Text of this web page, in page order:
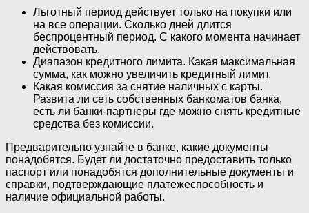
Льготный период действует только на покупки или
на все операции. Сколько дней длится
беспроцентный период. С какого момента начинает
действовать.
Диапазон кредитного лимита. Какая максимальная
сумма, как можно увеличить кредитный лимит.
Какая комиссия за снятие наличных с карты.
Развита ли сеть собственных банкоматов банка,
есть ли банки-партнеры где можно снять кредитные
средства без комиссии.
Предварительно узнайте в банке, какие документы
понадобятся. Будет ли достаточно предоставить только
паспорт или понадобятся дополнительные документы и
справки, подтверждающие платежеспособность и
наличие официальной работы.